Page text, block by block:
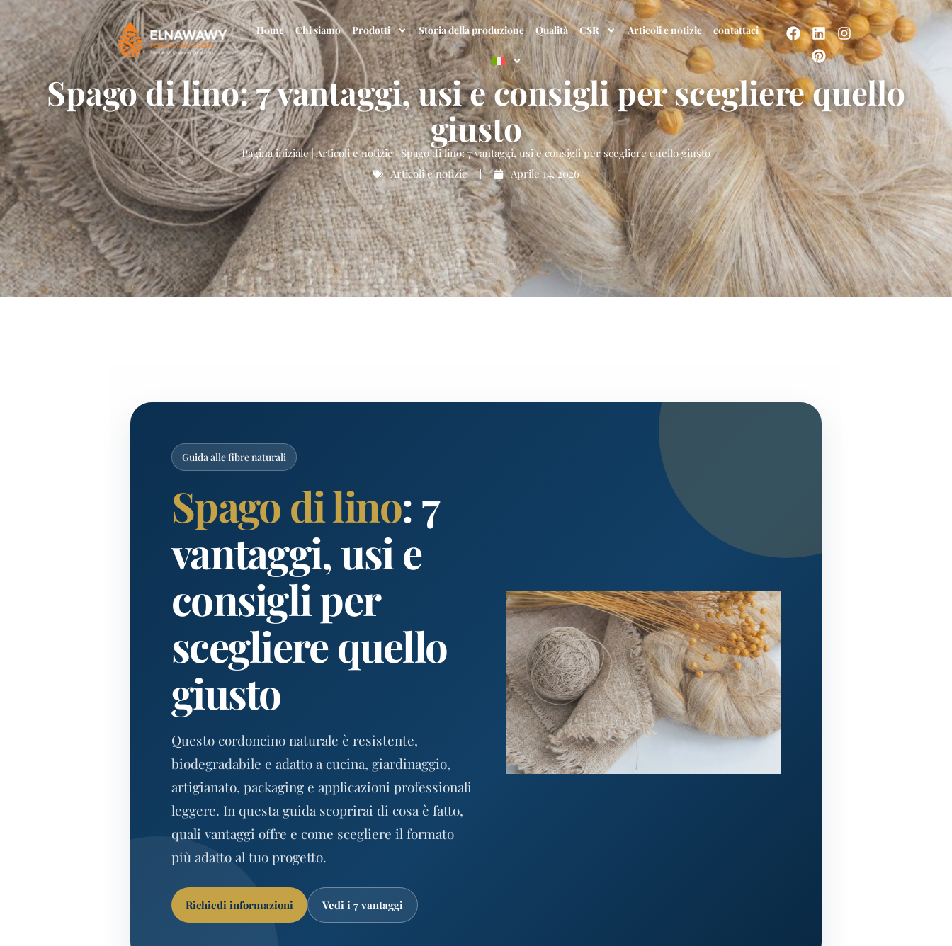
Home Chi siamo Prodotti Storia della produzione Qualità CSR Articoli e notizie contattaci
Spago di lino: 7 vantaggi, usi e consigli per scegliere quello
giusto
Pagina iniziale|Articoli e notizie|Spago di lino: 7 vantaggi, usi e consigli per scegliere quello giusto
Articoli e notizie
Aprile 14, 2026
Guida alle fibre naturali
Spago di lino: 7
vantaggi, usi e
consigli per
scegliere quello
giusto
Questo cordoncino naturale è resistente,
biodegradabile e adatto a cucina, giardinaggio,
artigianato, packaging e applicazioni professionali
leggere. In questa guida scoprirai di cosa è fatto,
quali vantaggi offre e come scegliere il formato
più adatto al tuo progetto.
Richiedi informazioni Vedi i 7 vantaggi